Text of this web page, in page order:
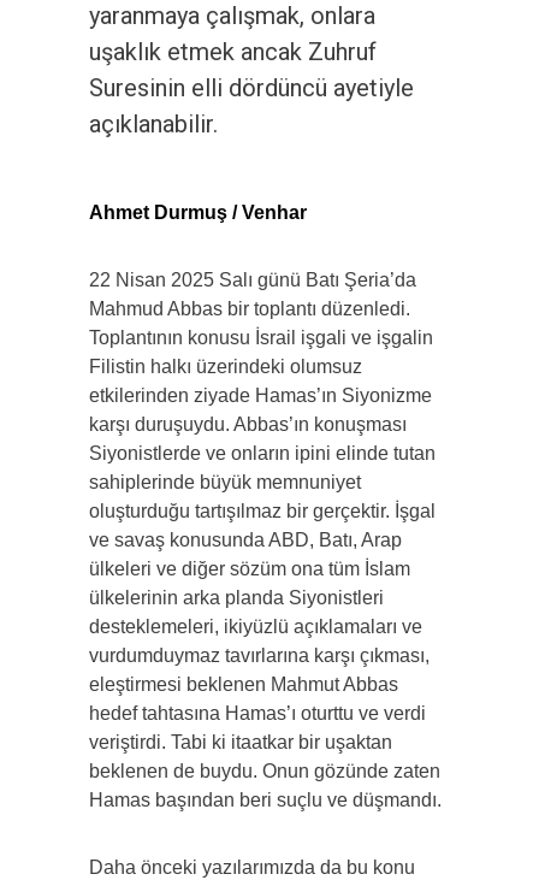
yaranmaya çalışmak, onlara
uşaklık etmek ancak Zuhruf
Suresinin elli dördüncü ayetiyle
açıklanabilir.
Ahmet Durmuş / Venhar
22 Nisan 2025 Salı günü Batı Şeria’da
Mahmud Abbas bir toplantı düzenledi.
Toplantının konusu İsrail işgali ve işgalin
Filistin halkı üzerindeki olumsuz
etkilerinden ziyade Hamas’ın Siyonizme
karşı duruşuydu. Abbas’ın konuşması
Siyonistlerde ve onların ipini elinde tutan
sahiplerinde büyük memnuniyet
oluşturduğu tartışılmaz bir gerçektir. İşgal
ve savaş konusunda ABD, Batı, Arap
ülkeleri ve diğer sözüm ona tüm İslam
ülkelerinin arka planda Siyonistleri
desteklemeleri, ikiyüzlü açıklamaları ve
vurdumduymaz tavırlarına karşı çıkması,
eleştirmesi beklenen Mahmut Abbas
hedef tahtasına Hamas’ı oturttu ve verdi
veriştirdi. Tabi ki itaatkar bir uşaktan
beklenen de buydu. Onun gözünde zaten
Hamas başından beri suçlu ve düşmandı.
Daha önceki yazılarımızda da bu konu